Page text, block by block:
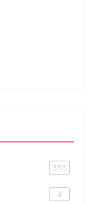
353
4